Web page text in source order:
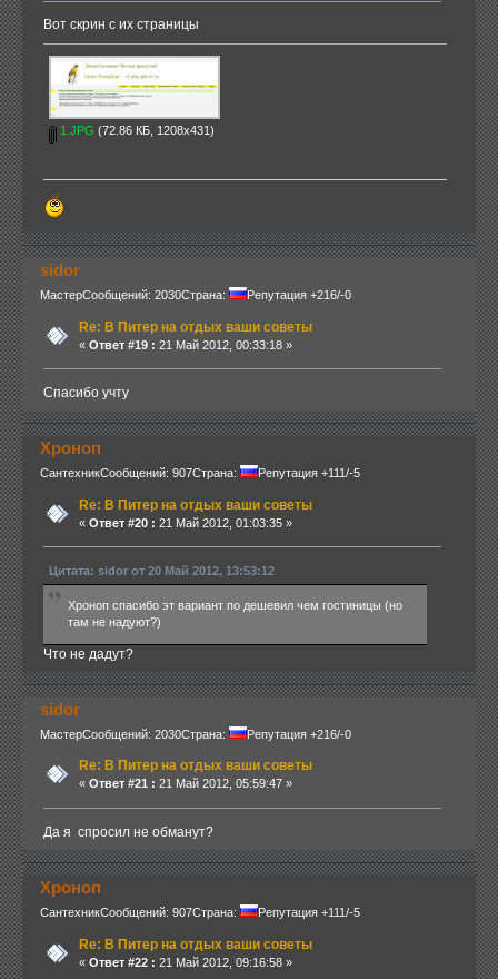
Вот скрин с их страницы
1.JPG (72.86 КБ, 1208x431)
sidor
МастерСообщений: 2030Страна: Репутация +216/-0
Re: В Питер на отдых ваши советы
« Ответ #19 : 21 Май 2012, 00:33:18 »
Спасибо учту
Хроноп
СантехникСообщений: 907Страна: Репутация +111/-5
Re: В Питер на отдых ваши советы
« Ответ #20 : 21 Май 2012, 01:03:35 »
Цитата: sidor от 20 Май 2012, 13:53:12
Хроноп спасибо эт вариант по дешевил чем гостиницы (но
там не надуют?)
Что не дадут?
sidor
МастерСообщений: 2030Страна: Репутация +216/-0
Re: В Питер на отдых ваши советы
« Ответ #21 : 21 Май 2012, 05:59:47 »
Да я спросил не обманут?
Хроноп
СантехникСообщений: 907Страна: Репутация +111/-5
Re: В Питер на отдых ваши советы
« Ответ #22 : 21 Май 2012, 09:16:58 »